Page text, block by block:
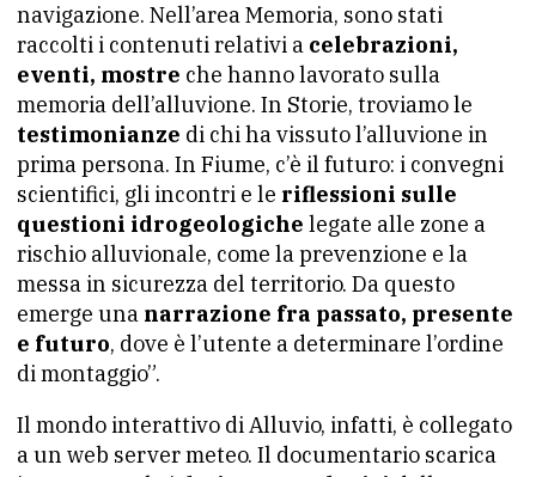
navigazione. Nell’area Memoria, sono stati
raccolti i contenuti relativi a celebrazioni,
eventi, mostre che hanno lavorato sulla
memoria dell’alluvione. In Storie, troviamo le
testimonianze di chi ha vissuto l’alluvione in
prima persona. In Fiume, c’è il futuro: i convegni
scientifici, gli incontri e le riflessioni sulle
questioni idrogeologiche legate alle zone a
rischio alluvionale, come la prevenzione e la
messa in sicurezza del territorio. Da questo
emerge una narrazione fra passato, presente
e futuro, dove è l’utente a determinare l’ordine
di montaggio”.
Il mondo interattivo di Alluvio, infatti, è collegato
a un web server meteo. Il documentario scarica